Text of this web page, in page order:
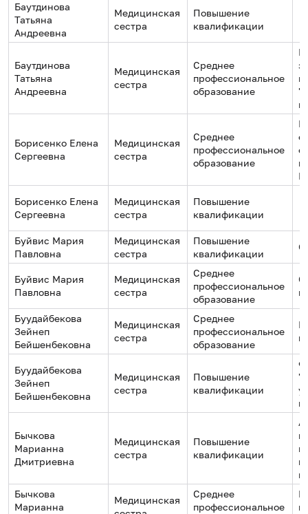
Баутдинова
Татьяна
Андреевна
Медицинская
сестра
Повышение
квалификации
Баутдинова
Татьяна
Андреевна
Медицинская
сестра
Среднее
профессиональное
образование
Борисенко Елена
Сергеевна
Медицинская
сестра
Среднее
профессиональное
образование
Борисенко Елена
Сергеевна
Медицинская
сестра
Повышение
квалификации
Буйвис Мария
Павловна
Медицинская
сестра
Повышение
квалификации
Буйвис Мария
Павловна
Медицинская
сестра
Среднее
профессиональное
образование
Буудайбекова
Зейнеп
Бейшенбековна
Медицинская
сестра
Среднее
профессиональное
образование
Буудайбекова
Зейнеп
Бейшенбековна
Медицинская
сестра
Повышение
квалификации
Бычкова
Марианна
Дмитриевна
Медицинская
сестра
Повышение
квалификации
Бычкова
Марианна
Медицинская
Среднее
профессиональное